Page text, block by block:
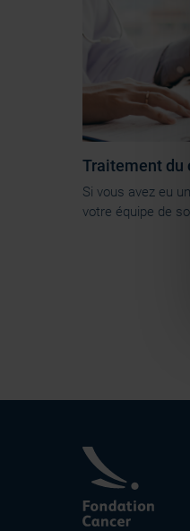
Traitement du
Si vous avez eu
votre équipe de